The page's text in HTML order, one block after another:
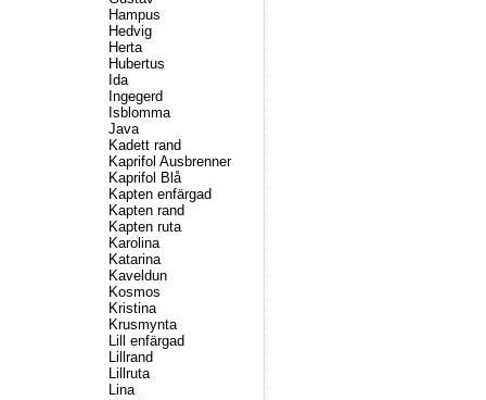
Hampus
Hedvig
Herta
Hubertus
Ida
Ingegerd
Isblomma
Java
Kadett rand
Kaprifol Ausbrenner
Kaprifol Blå
Kapten enfärgad
Kapten rand
Kapten ruta
Karolina
Katarina
Kaveldun
Kosmos
Kristina
Krusmynta
Lill enfärgad
Lillrand
Lillruta
Lina